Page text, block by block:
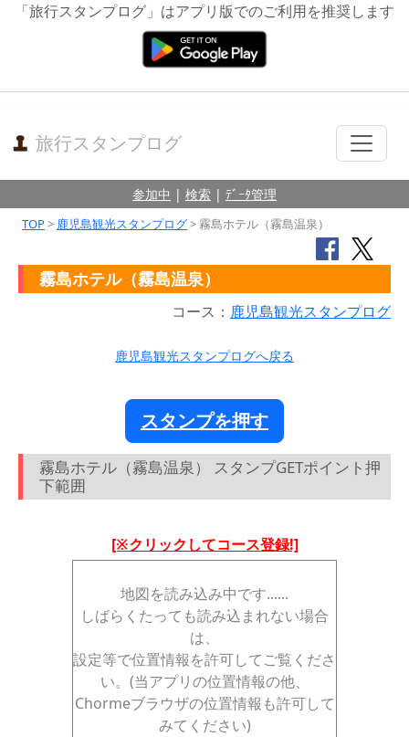
「旅行スタンプログ」はアプリ版でのご利用を推奨します
旅行スタンプログ
参加中 | 検索 | ﾃﾞｰﾀ管理
TOP> 鹿児島観光スタンプログ> 霧島ホテル（霧島温泉）
霧島ホテル（霧島温泉）
コース： 鹿児島観光スタンプログ
鹿児島観光スタンプログへ戻る
スタンプを押す
霧島ホテル（霧島温泉） スタンプGETポイント押
下範囲
[※クリックしてコース登録!]
地図を読み込み中です......
しばらくたっても読み込まれない場合
は、
設定等で位置情報を許可してご覧くださ
い。(当アプリの位置情報の他、
Chormeブラウザの位置情報も許可して
みてください)